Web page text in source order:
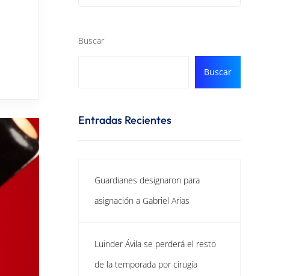
Buscar
Buscar
Entradas Recientes
Guardianes designaron para
asignación a Gabriel Arias
Luinder Ávila se perderá el resto
de la temporada por cirugía